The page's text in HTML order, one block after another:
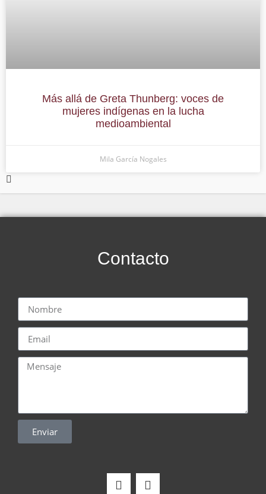
Más allá de Greta Thunberg: voces de
mujeres indígenas en la lucha
medioambiental
Mila García Nogales
Contacto
Enviar